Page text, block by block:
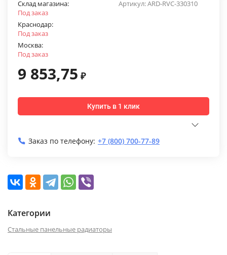
Артикул:ARD-RVC-330310
Склад магазина:
Под заказ
Краснодар:
Под заказ
Москва:
Под заказ
9 853,75 ₽
Купить в 1 клик
Заказ по телефону: +7 (800) 700-77-89
Категории
Стальные панельные радиаторы